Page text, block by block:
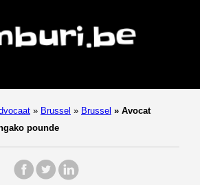
» Brussel » Brussel » Avocat
pounde